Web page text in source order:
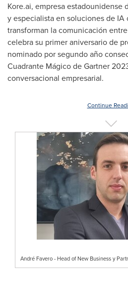
Kore.ai, empresa estadounidense
y especialista en soluciones de
transforman la comunicación
celebra su primer aniversario de
nominado por segundo año
Cuadrante Mágico de Gartner
conversacional empresarial.
Continue
André Favero - Head of New Business y